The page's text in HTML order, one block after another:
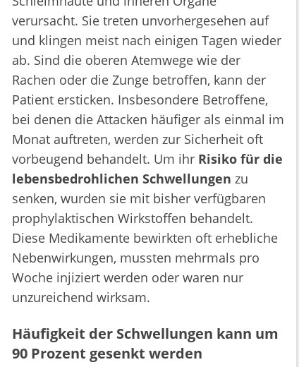
verursacht. Sie treten unvorhergesehen auf
und klingen meist nach einigen Tagen wieder
ab. Sind die oberen Atemwege wie der
Rachen oder die Zunge betroffen, kann der
Patient ersticken. Insbesondere Betroffene,
bei denen die Attacken häufiger als einmal im
Monat auftreten, werden zur Sicherheit oft
vorbeugend behandelt. Um ihr Risiko für die
lebensbedrohlichen Schwellungen zu
senken, wurden sie mit bisher verfügbaren
prophylaktischen Wirkstoffen behandelt.
Diese Medikamente bewirkten oft erhebliche
Nebenwirkungen, mussten mehrmals pro
Woche injiziert werden oder waren nur
unzureichend wirksam.
Häufigkeit der Schwellungen kann um
90 Prozent gesenkt werden